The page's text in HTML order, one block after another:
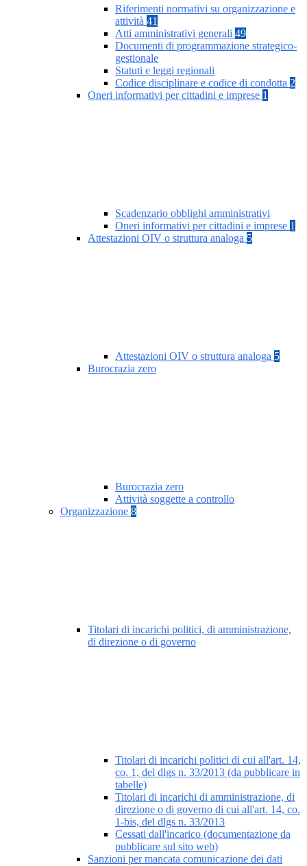
Riferimenti normativi su organizzazione e
attività 41
Atti amministrativi generali 49
Documenti di programmazione strategico-
gestionale
Statuti e leggi regionali
Codice disciplinare e codice di condotta 2
Oneri informativi per cittadini e imprese 1
Scadenzario obblighi amministrativi
Oneri informativi per cittadini e imprese 1
Attestazioni OIV o struttura analoga 5
Attestazioni OIV o struttura analoga 5
Burocrazia zero
Burocrazia zero
Attività soggette a controllo
Organizzazione 8
Titolari di incarichi politici, di amministrazione,
di direzione o di governo
Titolari di incarichi politici di cui all'art. 14,
co. 1, del dlgs n. 33/2013 (da pubblicare in
tabelle)
Titolari di incarichi di amministrazione, di
direzione o di governo di cui all'art. 14, co.
1-bis, del dlgs n. 33/2013
Cessati dall'incarico (documentazione da
pubblicare sul sito web)
Sanzioni per mancata comunicazione dei dati